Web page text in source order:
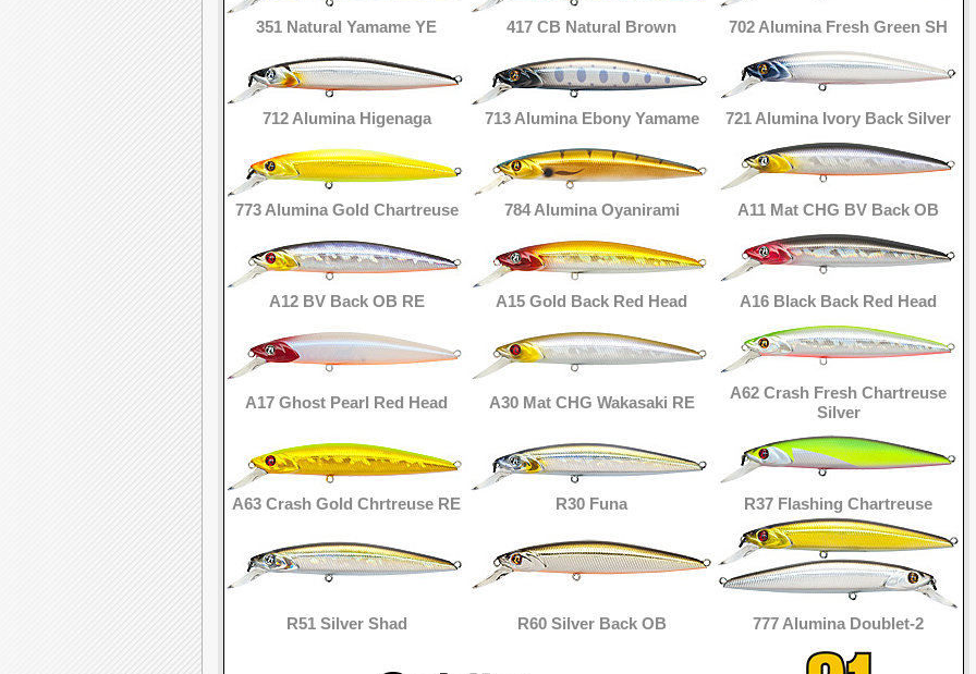
351 Natural Yamame YE 417 CB Natural Brown 702 Alumina Fresh Green SH
712 Alumina Higenaga 713 Alumina Ebony Yamame 721 Alumina Ivory Back Silver
773 Alumina Gold Chartreuse 784 Alumina Oyanirami A11 Mat CHG BV Back OB
A12 BV Back OB RE A15 Gold Back Red Head A16 Black Back Red Head
A17 Ghost Pearl Red Head A30 Mat CHG Wakasaki RE
A62 Crash Fresh Chartreuse
Silver
A63 Crash Gold Chrtreuse RE R30 Funa R37 Flashing Chartreuse
R51 Silver Shad R60 Silver Back OB 777 Alumina Doublet-2